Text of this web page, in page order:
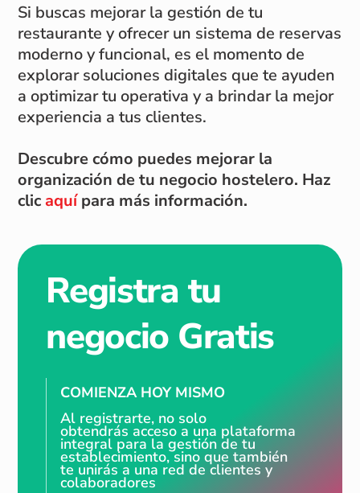
Si buscas mejorar la gestión de tu
restaurante y ofrecer un sistema de reservas
moderno y funcional, es el momento de
explorar soluciones digitales que te ayuden
a optimizar tu operativa y a brindar la mejor
experiencia a tus clientes.
Descubre cómo puedes mejorar la
organización de tu negocio hostelero. Haz
clic aquípara más información.
Registra tu
negocio Gratis
COMIENZA HOY MISMO
Al registrarte, no solo
obtendrás acceso a una plataforma
integral para la gestión de tu
establecimiento, sino que también
te unirás a una red de clientes y
colaboradores